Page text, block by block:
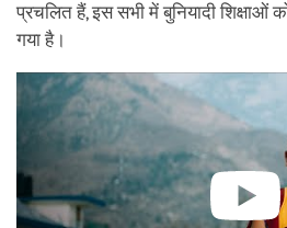
प्रचलित हैं, इस सभी में बुनियादी शिक्षाओं
गया है।